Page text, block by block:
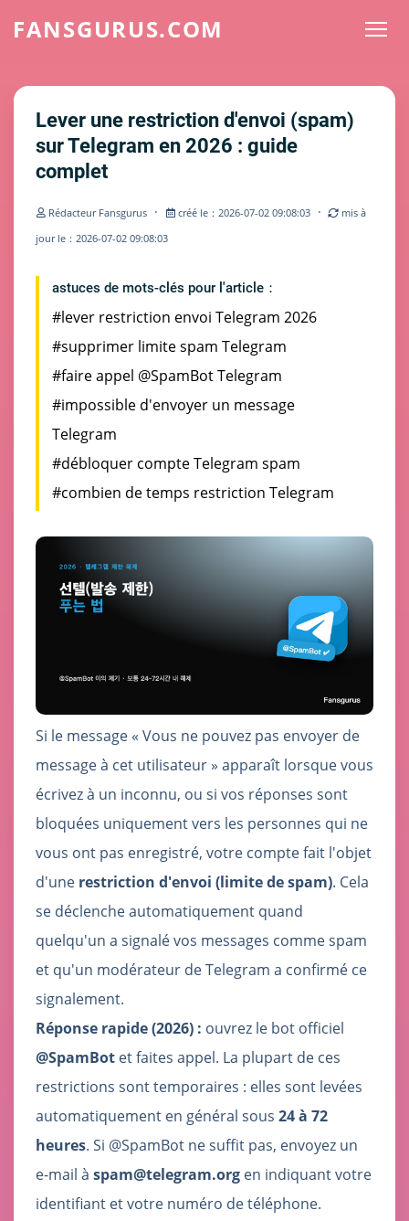
FANSGURUS.COM
Lever une restriction d'envoi (spam)
sur Telegram en 2026 : guide
complet
Rédacteur Fansgurus · créé le：2026-07-02 09:08:03 ·
mis à
jour le：2026-07-02 09:08:03
astuces de mots-clés pour l'article：
#lever restriction envoi Telegram 2026
#supprimer limite spam Telegram
#faire appel @SpamBot Telegram
#impossible d'envoyer un message
Telegram
#débloquer compte Telegram spam
#combien de temps restriction Telegram
Si le message « Vous ne pouvez pas envoyer de
message à cet utilisateur » apparaît lorsque vous
écrivez à un inconnu, ou si vos réponses sont
bloquées uniquement vers les personnes qui ne
vous ont pas enregistré, votre compte fait l'objet
d'une restriction d'envoi (limite de spam). Cela
se déclenche automatiquement quand
quelqu'un a signalé vos messages comme spam
et qu'un modérateur de Telegram a confirmé ce
signalement.
Réponse rapide (2026) : ouvrez le bot officiel
@SpamBot et faites appel. La plupart de ces
restrictions sont temporaires : elles sont levées
automatiquement en général sous 24 à 72
heures. Si @SpamBot ne suffit pas, envoyez un
e-mail à spam@telegram.org en indiquant votre
identifiant et votre numéro de téléphone.